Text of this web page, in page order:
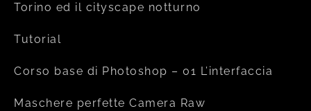
Torino ed il cityscape notturno
Tutorial
Corso base di Photoshop – 01 L’interfaccia
Maschere perfette Camera Raw